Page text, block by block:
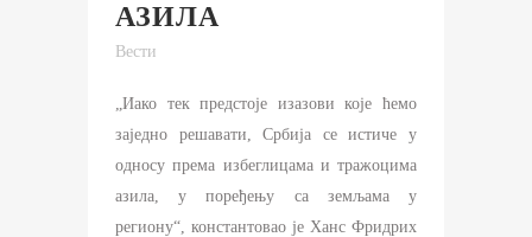
АЗИЛА
Вести
„Иако тек предстоје изазови које ћемо
заједно решавати, Србија се истиче у
односу према избеглицама и тражоцима
азила, у поређењу са земљама у
региону“, константовао је Ханс Фридрих